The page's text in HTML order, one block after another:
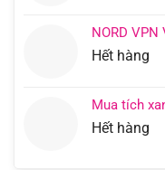
NORD VPN
Hết hàng
Mua tích
Hết hàng